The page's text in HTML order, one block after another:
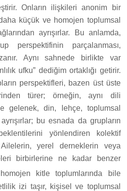
Onların ilişkileri anonim bir
küçük ve homojen toplumsal
ayrışırlar. Bu anlamda,
perspektifinin parçalanması,
Aynı sahnede birlikte var
ufku” dediğim ortaklığı getirir.
perspektifleri, bazen üst üste
türer; örneğin, aynı dili
gelenek, din, lehçe, toplumsal
bu esnada da grupların
yönlendiren kolektif
Ailelerin, yerel derneklerin veya
birbirlerine ne kadar benzer
kitle toplumlarında bile
izi taşır, kişisel ve toplumsal